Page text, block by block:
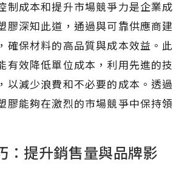
制成本和提升市場競爭力是企業成
膠深知此道，通過與可靠供應商建
確保材料的高品質與成本效益。此
有效降低單位成本，利用先進的技
以減少浪費和不必要的成本。透過
膠能夠在激烈的市場競爭中保持領
：提升銷售量與品牌影